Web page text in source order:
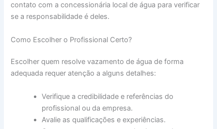
contato com a concessionária local de água para verificar
se a responsabilidade é deles.
Como Escolher o Profissional Certo?
Escolher quem resolve vazamento de água de forma
adequada requer atenção a alguns detalhes:
Verifique a credibilidade e referências do
profissional ou da empresa.
Avalie as qualificações e experiências.